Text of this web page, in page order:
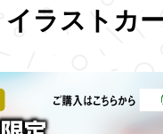
イラストカ